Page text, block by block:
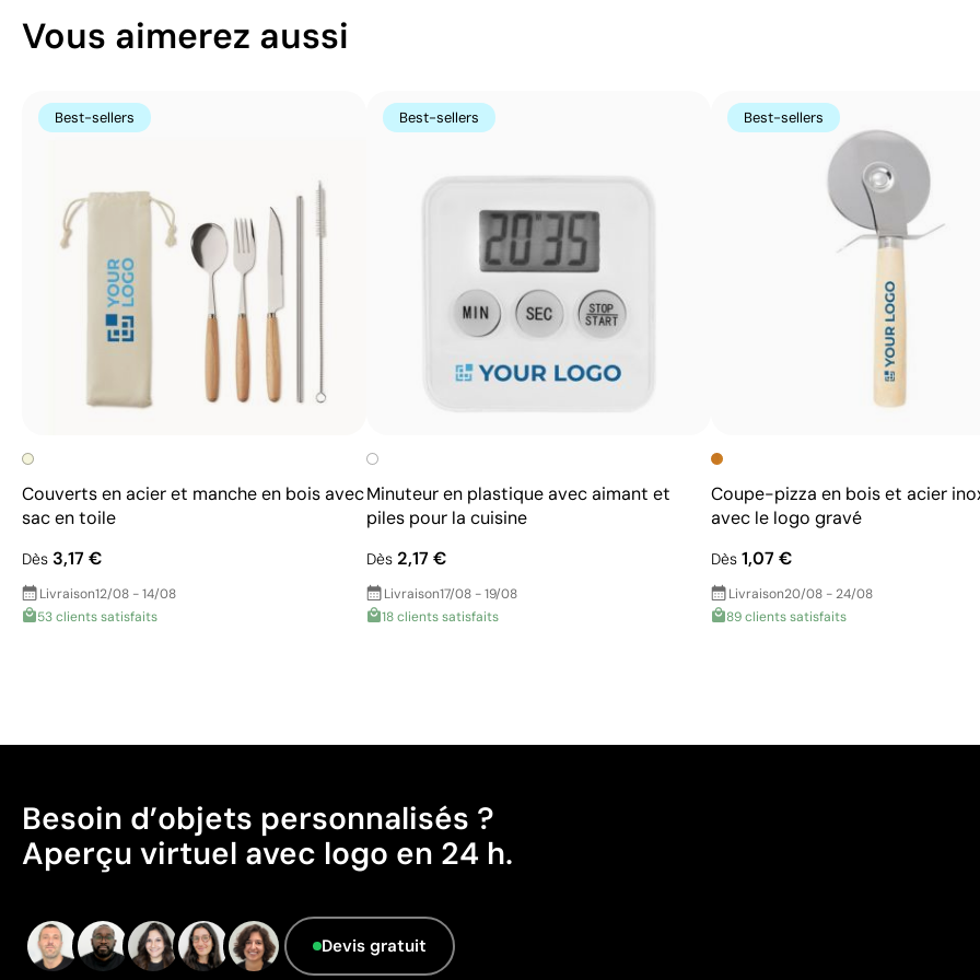
Avantages
Possibilité d’impression avec couleurs Pantone®
exactes
Excellent rapport qualité-prix pour les grandes
séries
Idéale pour logos simples sans détails fins
Vous aimerez aussi
Best-sellers
Couverts en acier et manche en bois avec
sac en toile
Dès 3,17 €
Livraison12/08 - 14/08
53 clients satisfaits
Best-sellers
Minuteur en plastique avec aimant et
piles pour la cuisine
Dès2,17 €
Livraison17/08 - 19/08
18 clients satisfaits
Best-sellers
Coupe-pizza en bois et acier
avec le logo gravé
Dès1,07 €
Livraison20/08 - 24/08
89 clients satisfaits
Besoin d’objets personnalisés ?
Aperçu virtuel avec logo en 24 h.
Devis gratuit